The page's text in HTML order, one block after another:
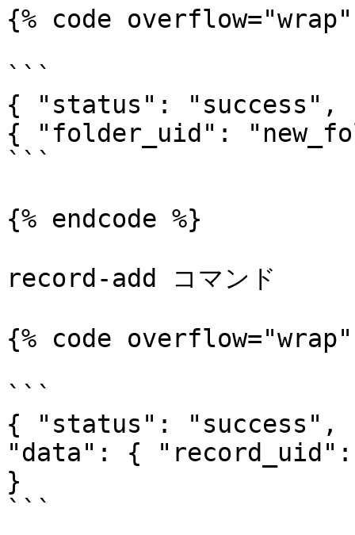
{% code
```
{ "status": "success",
{ "folder_uid":
```
{% endcode %}
record-add コマンド
{% code
```
{ "status": "success",
"data": { "record_uid":
}
```